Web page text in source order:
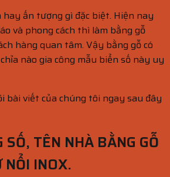
hay ấn tượng gì đặc biệt. Hiện nay
và phong cách thì làm bằng gỗ
hàng quan tâm. Vậy bằng gỗ có
nào gia công mẫu biển số này uy
bài viết của chúng tôi ngay sau đây
TÊN NHÀ BẰNG GỖ
NỔI INOX.